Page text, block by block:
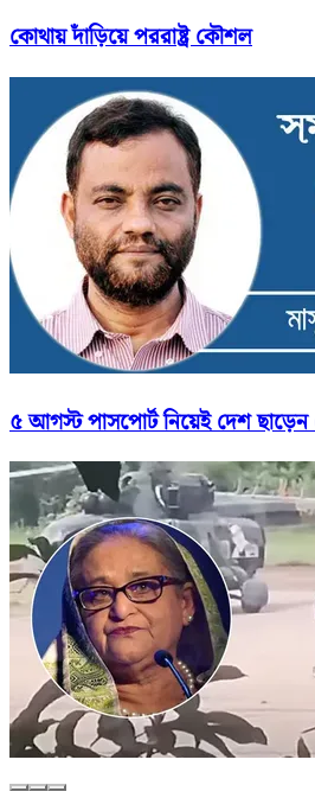
কোথায় দাঁড়িয়ে পররাষ্ট্র কৌশল
৫ আগস্ট পাসপোর্ট নিয়েই দেশ ছাড়েন